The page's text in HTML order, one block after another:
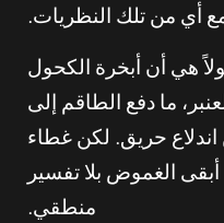
أي من تلك النظريات.
هي أن أبخرة الكحول
ما دفع الطاقم إلى
اندلاع حريق. لكن غطاء
أبقى الغموض بلا تفسير
منطقي.